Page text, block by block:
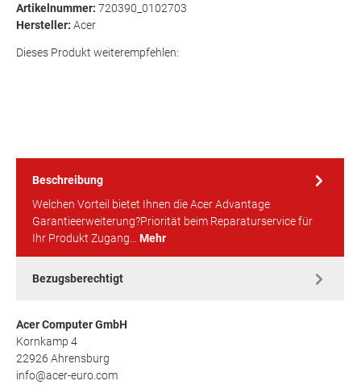
Artikelnummer: 720390_0102703
Hersteller: Acer
Dieses Produkt weiterempfehlen:
Beschreibung
Welchen Vorteil bietet Ihnen die Acer Advantage
Garantieerweiterung?Priorität beim Reparaturservice für
Ihr Produkt Zugang… Mehr
Bezugsberechtigt
Acer Computer GmbH
Kornkamp 4
22926 Ahrensburg
info@acer-euro.com